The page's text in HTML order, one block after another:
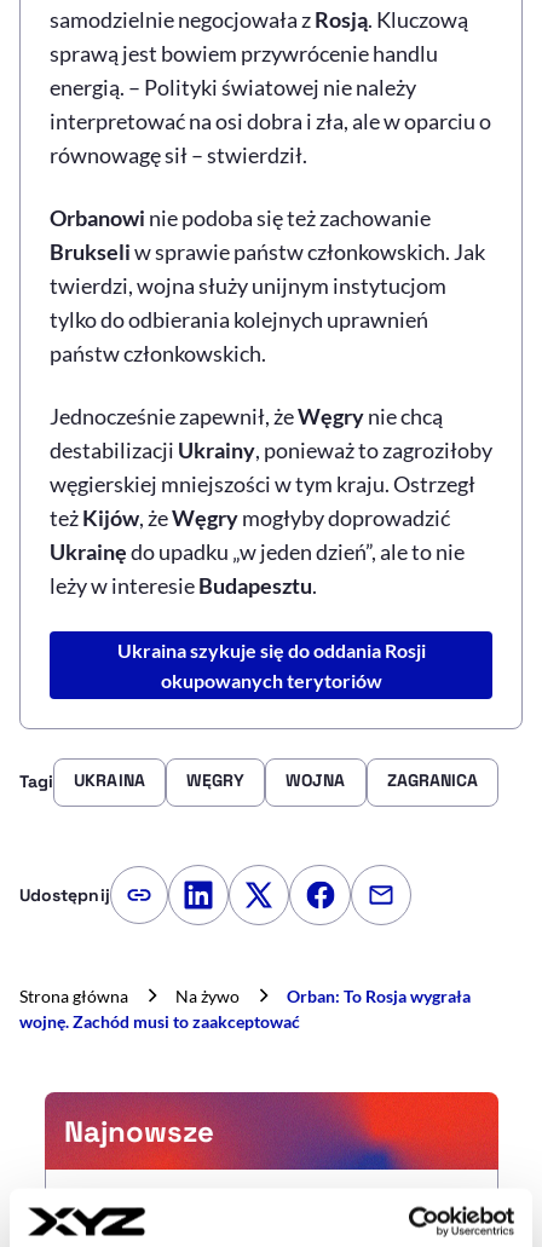
samodzielnie negocjowała zRosją. Kluczową
sprawą jest bowiem przywrócenie handlu
energią. – Polityki światowej nie należy
interpretować na osi dobra i zła, ale w oparciu o
równowagę sił – stwierdził.
Orbanowi nie podoba się też zachowanie
Brukseliw sprawie państw członkowskich. Jak
twierdzi, wojna służy unijnym instytucjom
tylko do odbierania kolejnych uprawnień
państw członkowskich.
Jednocześnie zapewnił, żeWęgrynie chcą
destabilizacji Ukrainy, ponieważ to zagroziłoby
węgierskiej mniejszości w tym kraju. Ostrzegł
teżKijów, żeWęgrymogłyby doprowadzić
Ukrainędo upadku „w jeden dzień”, ale to nie
leży w interesieBudapesztu.
Ukraina szykuje się do oddania Rosji
okupowanych terytoriów
Najnowsze
16:28
Tagi UKRAINA WĘGRY WOJNA ZAGRANICA
Udostępnij Kopiuj link artykułu
Udostępnij na LinkedIn
Udostępnij na Twitterze
Udostępnij na
Udostępnij
Strona główna Na żywo
Orban: To Rosja wygrała
wojnę. Zachód musi to zaakceptować